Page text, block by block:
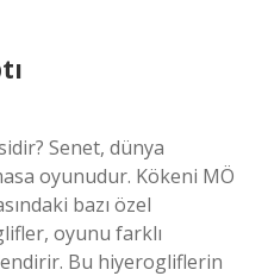
Senet, dünya
oyunudur. Kökeni MÖ
bazı özel
oyunu farklı
Bu hiyerogliflerin